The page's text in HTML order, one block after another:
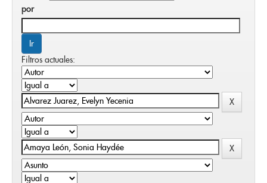
por
Filtros actuales: